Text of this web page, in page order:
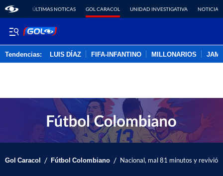
ÚLTIMAS NOTICAS GOL CARACOL UNIDAD INVESTIGATIVA NOTICIAS
Tendencias: LUIS DÍAZ FIFA-INFANTINO MILLONARIOS
Gol Caracol / Fútbol Colombiano / Nacional, mal 81 minutos y revivió